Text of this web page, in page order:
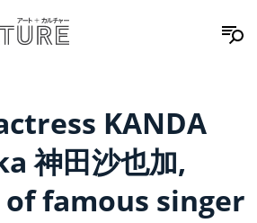
KANDA
神田沙也加,
famous singer